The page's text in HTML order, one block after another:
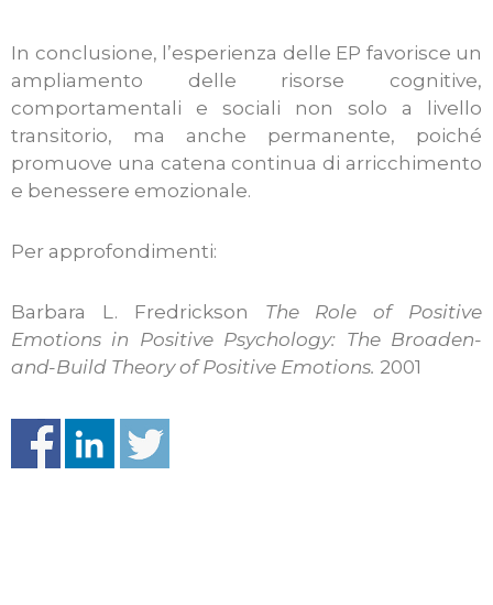
In conclusione, l’esperienza delle EP favorisce un
ampliamento delle risorse cognitive,
comportamentali e sociali non solo a livello
transitorio, ma anche permanente, poiché
promuove una catena continua di arricchimento
e benessere emozionale.
Per approfondimenti:
Barbara L. Fredrickson The Role of Positive
Emotions in Positive Psychology: The Broaden-
and-Build Theory of Positive Emotions. 2001